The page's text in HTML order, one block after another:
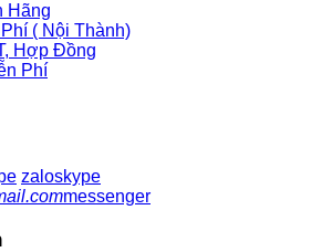
Hãng
( Nội Thành)
Hợp Đồng
Phí
zaloskype
messenger